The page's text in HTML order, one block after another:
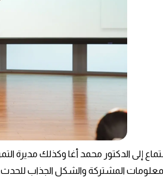
إلى الدكتور محمد أغا وكذلك مديرة
المشتركة والشكل الجذاب للحدث.